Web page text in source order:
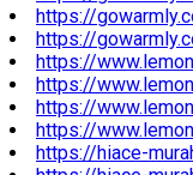
https://
https://
https://
https://
https://
https://
https://hiace-